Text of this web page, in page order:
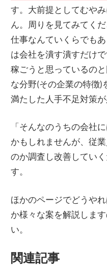
す。大前提としてむや
ん。周りを見てみてく
仕事なんていくらでも
は会社を潰す潰すだけ
稼ごうと思っているの
な分野(その企業の特徴)
満たした人手不足対策が
「そんなのうちの会社
かもしれませんが、従
のか調査し改善してい
す。
ほかのページでどうや
か様々な案を解説しま
い。
関連記事